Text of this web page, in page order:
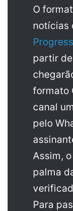
O
notícias
partir
formato
canal
pelo
Assim,
palma
Para